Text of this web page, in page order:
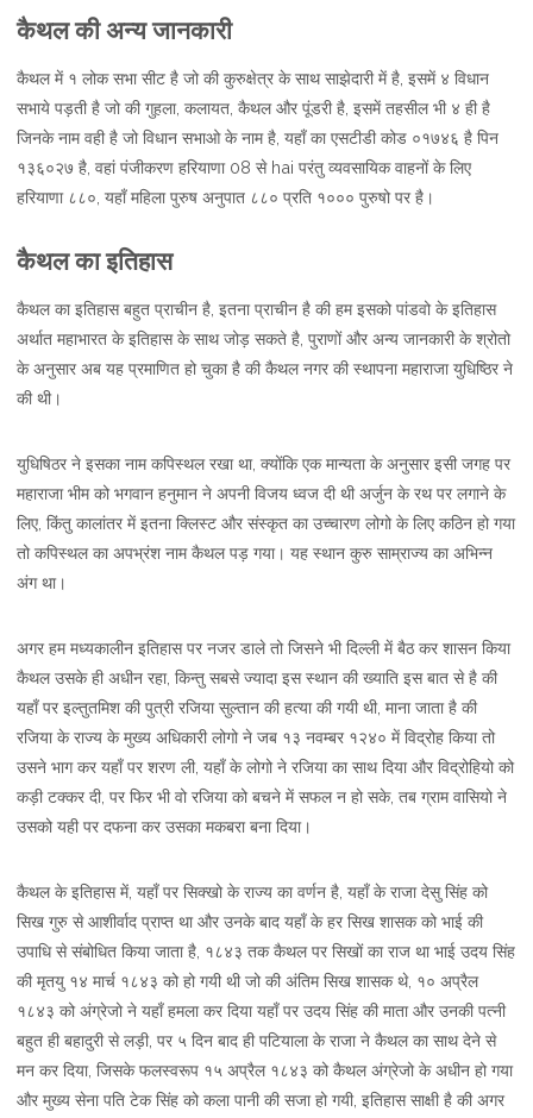
कैथल की अन्य जानकारी
कैथल में १ लोक सभा सीट है जो की कुरुक्षेत्र के साथ साझेदारी में है, इसमें ४ विधान
सभाये पड़ती है जो की गुहला, कलायत, कैथल और पूंडरी है, इसमें तहसील भी ४ ही है
जिनके नाम वही है जो विधान सभाओ के नाम है, यहाँ का एसटीडी कोड ०१७४६ है पिन
१३६०२७ है, वहां पंजीकरण हरियाणा 08 से hai परंतु व्यवसायिक वाहनों के लिए
हरियाणा ८८०, यहाँ महिला पुरुष अनुपात ८८० प्रति १००० पुरुषो पर है।
कैथल का इतिहास
कैथल का इतिहास बहुत प्राचीन है, इतना प्राचीन है की हम इसको पांडवो के इतिहास
अर्थात महाभारत के इतिहास के साथ जोड़ सकते है, पुराणों और अन्य जानकारी के श्रोतो
के अनुसार अब यह प्रमाणित हो चुका है की कैथल नगर की स्थापना महाराजा युधिष्ठिर ने
की थी।
युधिषिठर ने इसका नाम कपिस्थल रखा था, क्योंकि एक मान्यता के अनुसार इसी जगह पर
महाराजा भीम को भगवान हनुमान ने अपनी विजय ध्वज दी थी अर्जुन के रथ पर लगाने के
लिए, किंतु कालांतर में इतना क्लिस्ट और संस्कृत का उच्चारण लोगो के लिए कठिन हो गया
तो कपिस्थल का अपभ्रंश नाम कैथल पड़ गया। यह स्थान कुरु साम्राज्य का अभिन्न
अंग था।
अगर हम मध्यकालीन इतिहास पर नजर डाले तो जिसने भी दिल्ली में बैठ कर शासन किया
कैथल उसके ही अधीन रहा, किन्तु सबसे ज्यादा इस स्थान की ख्याति इस बात से है की
यहाँ पर इल्तुतमिश की पुत्री रजिया सुल्तान की हत्या की गयी थी, माना जाता है की
रजिया के राज्य के मुख्य अधिकारी लोगो ने जब १३ नवम्बर १२४० में विद्रोह किया तो
उसने भाग कर यहाँ पर शरण ली, यहाँ के लोगो ने रजिया का साथ दिया और विद्रोहियो को
कड़ी टक्कर दी, पर फिर भी वो रजिया को बचने में सफल न हो सके, तब ग्राम वासियो ने
उसको यही पर दफना कर उसका मकबरा बना दिया।
कैथल के इतिहास में, यहाँ पर सिक्खो के राज्य का वर्णन है, यहाँ के राजा देसु सिंह को
सिख गुरु से आशीर्वाद प्राप्त था और उनके बाद यहाँ के हर सिख शासक को भाई की
उपाधि से संबोधित किया जाता है, १८४३ तक कैथल पर सिखों का राज था भाई उदय सिंह
की मृतयु १४ मार्च १८४३ को हो गयी थी जो की अंतिम सिख शासक थे, १० अप्रैल
१८४३ को अंग्रेजो ने यहाँ हमला कर दिया यहाँ पर उदय सिंह की माता और उनकी पत्नी
बहुत ही बहादुरी से लड़ी, पर ५ दिन बाद ही पटियाला के राजा ने कैथल का साथ देने से
मन कर दिया, जिसके फलस्वरूप १५ अप्रैल १८४३ को कैथल अंग्रेजो के अधीन हो गया
और मुख्य सेना पति टेक सिंह को कला पानी की सजा हो गयी, इतिहास साक्षी है की अगर